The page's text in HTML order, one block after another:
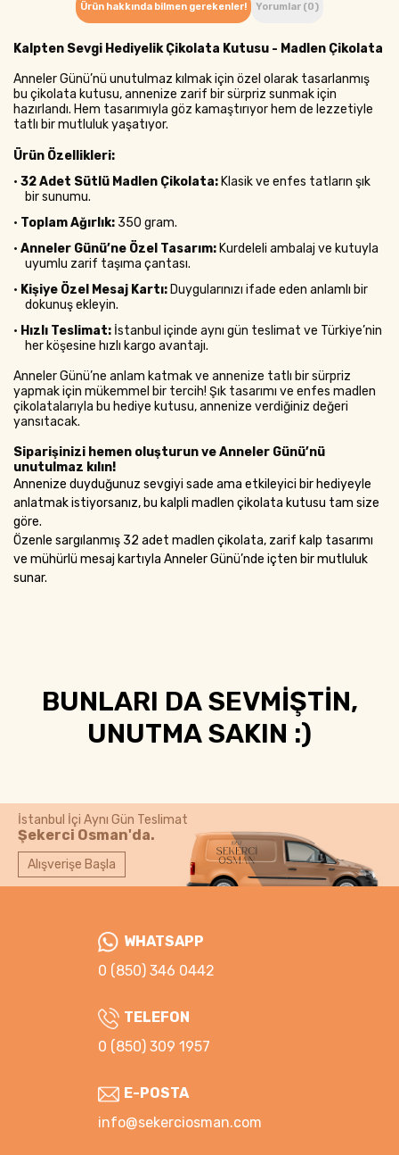
Ürün hakkında bilmen gerekenler! Yorumlar (0)
Kalpten Sevgi Hediyelik Çikolata Kutusu - Madlen Çikolata
Anneler Günü’nü unutulmaz kılmak için özel olarak tasarlanmış
bu çikolata kutusu, annenize zarif bir sürpriz sunmak için
hazırlandı. Hem tasarımıyla göz kamaştırıyor hem de lezzetiyle
tatlı bir mutluluk yaşatıyor.
Ürün Özellikleri:
• 32 Adet Sütlü Madlen Çikolata: Klasik ve enfes tatların şık
bir sunumu.
• Toplam Ağırlık: 350 gram.
• Anneler Günü’ne Özel Tasarım: Kurdeleli ambalaj ve kutuyla
uyumlu zarif taşıma çantası.
• Kişiye Özel Mesaj Kartı: Duygularınızı ifade eden anlamlı bir
dokunuş ekleyin.
• Hızlı Teslimat: İstanbul içinde aynı gün teslimat ve Türkiye’nin
her köşesine hızlı kargo avantajı.
Anneler Günü’ne anlam katmak ve annenize tatlı bir sürpriz
yapmak için mükemmel bir tercih! Şık tasarımı ve enfes madlen
çikolatalarıyla bu hediye kutusu, annenize verdiğiniz değeri
yansıtacak.
Siparişinizi hemen oluşturun ve Anneler Günü’nü
unutulmaz kılın!
Annenize duyduğunuz sevgiyi sade ama etkileyici bir hediyeyle
anlatmak istiyorsanız, bu kalpli madlen çikolata kutusu tam size
göre.
Özenle sargılanmış 32 adet madlen çikolata, zarif kalp tasarımı
ve mühürlü mesaj kartıyla Anneler Günü’nde içten bir mutluluk
sunar.
BUNLARI DA SEVMİŞTİN,
UNUTMA SAKIN :)
İstanbul İçi Aynı Gün Teslimat
Şekerci Osman'da.
Alışverişe Başla
WHATSAPP
0 (850) 346 0442
TELEFON
0 (850) 309 1957
E-POSTA
info@sekerciosman.com